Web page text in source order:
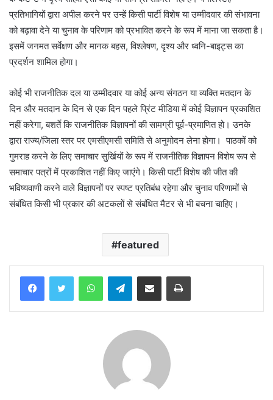
प्रतिभागियों द्वारा अपील करने पर उन्हें किसी पार्टी विशेष या उम्मीदवार की संभावना
को बढ़ावा देने या चुनाव के परिणाम को प्रभावित करने के रूप में माना जा सकता है।
इसमें जनमत सर्वेक्षण और मानक बहस, विश्लेषण, दृश्य और ध्वनि-बाइट्स का
प्रदर्शन शामिल होगा।
कोई भी राजनीतिक दल या उम्मीदवार या कोई अन्य संगठन या व्यक्ति मतदान के
दिन और मतदान के दिन से एक दिन पहले प्रिंट मीडिया में कोई विज्ञापन प्रकाशित
नहीं करेगा, बशर्ते कि राजनीतिक विज्ञापनों की सामग्री पूर्व-प्रमाणित हो। उनके
द्वारा राज्य/जिला स्तर पर एमसीएमसी समिति से अनुमोदन लेना होगा। पाठकों को
गुमराह करने के लिए समाचार सुर्खियों के रूप में राजनीतिक विज्ञापन विशेष रूप से
समाचार पत्रों में प्रकाशित नहीं किए जाएंगे। किसी पार्टी विशेष की जीत की
भविष्यवाणी करने वाले विज्ञापनों पर स्पष्ट प्रतिबंध रहेगा और चुनाव परिणामों से
संबंधित किसी भी प्रकार की अटकलों से संबंधित मैटर से भी बचना चाहिए।
featured
WhatsAppTelegramShare via Email Print